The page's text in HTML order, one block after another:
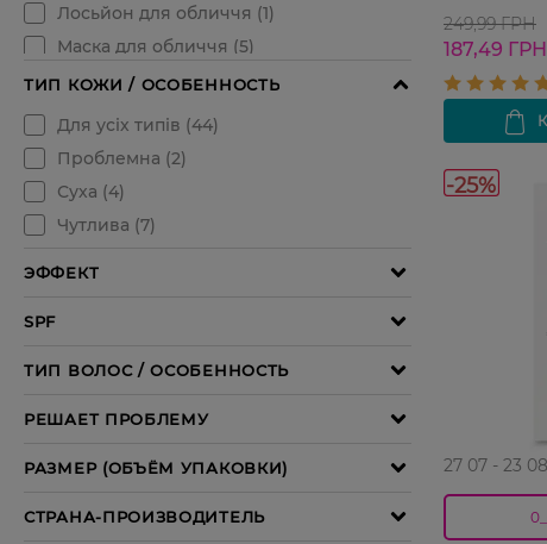
249,99 ГРН
187,49 ГРН
-25%
27 07 - 23 08